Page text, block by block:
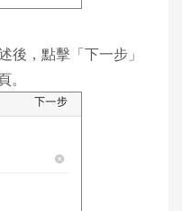
後，點擊「下一步」